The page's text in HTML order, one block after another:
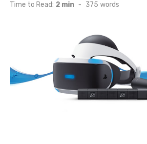
Time to Read: 2 min - 375 words